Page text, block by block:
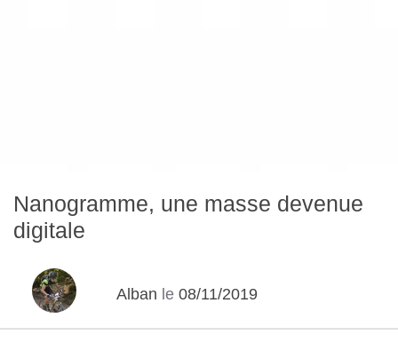
Nanogramme, une masse devenue
digitale
Alban le 08/11/2019